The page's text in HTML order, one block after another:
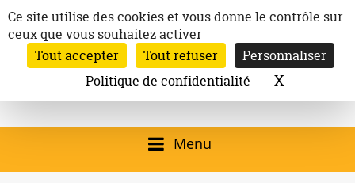
au
contenu
Ville de
Launaguet
Site officiel de la
Mairie de
Launaguet (31140)
qui présente la ville,
Inscription à la newsletter
Email:
Rechercher
Menu
Panneau de gestion des cookies
Ce site utilise des cookies et vous donne le contrôle sur
ceux que vous souhaitez activer
Tout accepter
Tout refuser
Personnaliser
Politique de confidentialité
XMasquer